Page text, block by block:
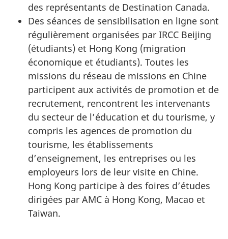
des représentants de Destination Canada.
Des séances de sensibilisation en ligne sont
régulièrement organisées par IRCC Beijing
(étudiants) et Hong Kong (migration
économique et étudiants). Toutes les
missions du réseau de missions en Chine
participent aux activités de promotion et de
recrutement, rencontrent les intervenants
du secteur de l’éducation et du tourisme, y
compris les agences de promotion du
tourisme, les établissements
d’enseignement, les entreprises ou les
employeurs lors de leur visite en Chine.
Hong Kong participe à des foires d’études
dirigées par AMC à Hong Kong, Macao et
Taiwan.